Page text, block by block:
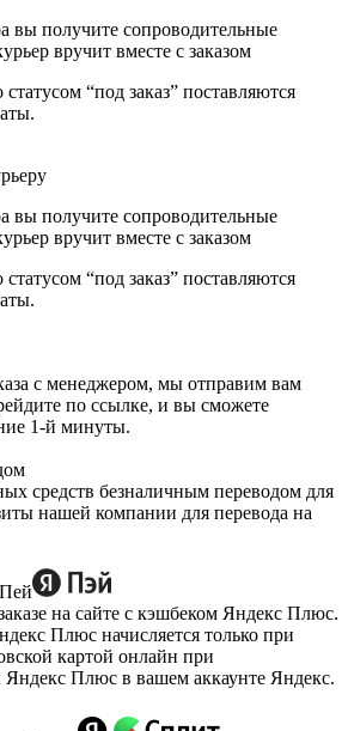
вы получите сопроводительные
вручит вместе с заказом
“под заказ” поставляются
вы получите сопроводительные
вручит вместе с заказом
“под заказ” поставляются
с менеджером, мы отправим вам
по ссылке, и вы сможете
1-й минуты.
средств безналичным переводом для
нашей компании для перевода на
на сайте с кэшбеком Яндекс Плюс.
Плюс начисляется только при
картой онлайн при
Плюс в вашем аккаунте Яндекс.